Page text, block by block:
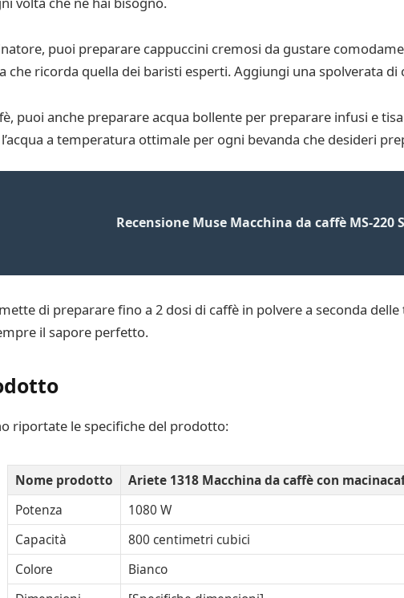
puoi preparare cappuccini cremosi da gustare
che ricorda quella dei baristi esperti. Aggiungi una spolverata
puoi anche preparare acqua bollente per preparare infusi e
a temperatura ottimale per ogni bevanda che desideri
Recensione Muse Macchina da caffè MS-220
di preparare fino a 2 dosi di caffè in polvere a seconda delle
il sapore perfetto.
riportate le specifiche del prodotto:
Nome prodotto
Ariete 1318 Macchina da caffè con
Potenza
1080 W
Capacità
800 centimetri cubici
Colore
Bianco